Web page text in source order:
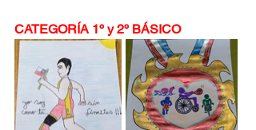
CATEGORÍA 1º y 2º BÁSICO